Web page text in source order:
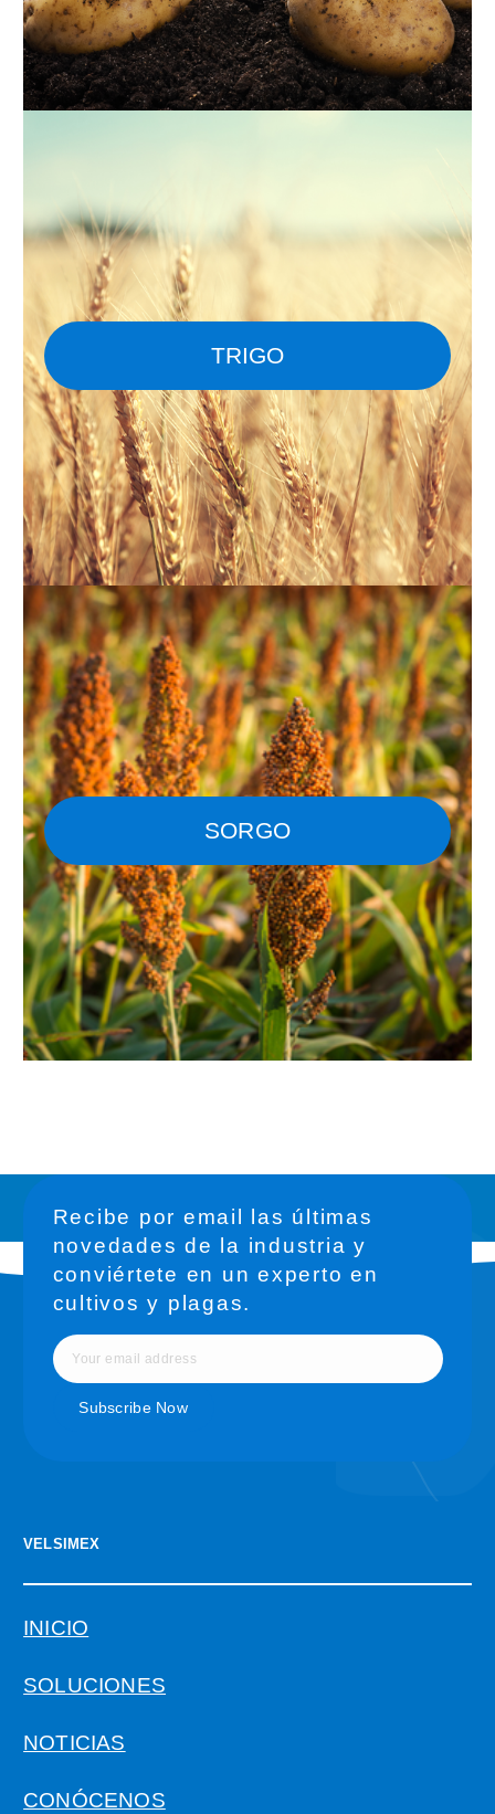
TRIGO
SORGO
Recibe por email las últimas
novedades de la industria y
conviértete en un experto en
cultivos y plagas.
VELSIMEX
INICIO
SOLUCIONES
NOTICIAS
CONÓCENOS